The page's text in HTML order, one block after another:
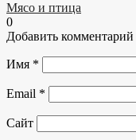
Мясо и птица
0
Добавить комментарий
Имя *
Email *
Сайт